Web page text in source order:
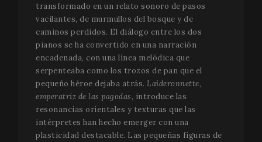
transformado en un relato sonoro de pasos
vacilantes, de murmullos del bosque y de
caminos perdidos. El diálogo entre los dos
pianos se ha convertido en una narración
encadenada, con una línea melódica que
serpenteaba como los trozos de pan que el
pequeño héroe dejaba atrás. Laideronnette,
emperatriz de las pagodas, introduce las
resonancias orientales y texturas que las
intérpretes han hecho emerger con una
plasticidad destacable. Las pequeñas figuras de